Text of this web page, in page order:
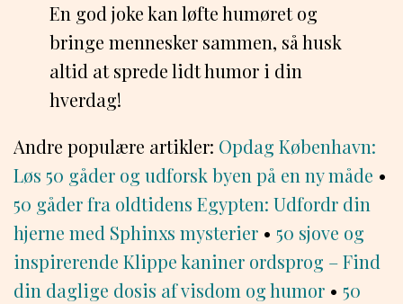
En god joke kan løfte humøret og
bringe mennesker sammen, så husk
altid at sprede lidt humor i din
hverdag!
Andre populære artikler: Opdag København:
Løs 50 gåder og udforsk byen på en ny måde •
50 gåder fra oldtidens Egypten: Udfordr din
hjerne med Sphinxs mysterier • 50 sjove og
inspirerende Klippe kaniner ordsprog – Find
din daglige dosis af visdom og humor • 50